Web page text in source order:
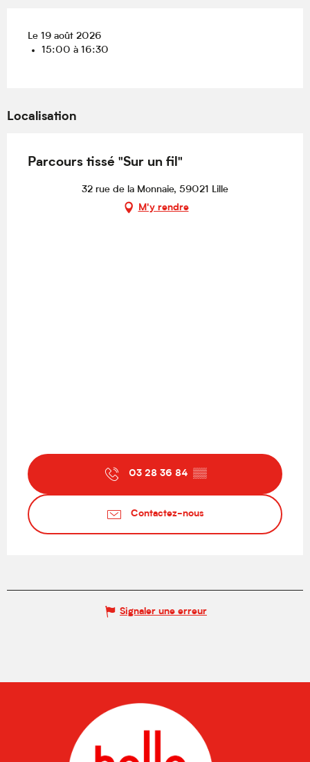
Le 19 août 2026
15:00 à 16:30
Localisation
Parcours tissé "Sur un fil"
32 rue de la Monnaie, 59021 Lille
M'y rendre
03 28 36 84 ▒▒
Contactez-nous
Signaler une erreur